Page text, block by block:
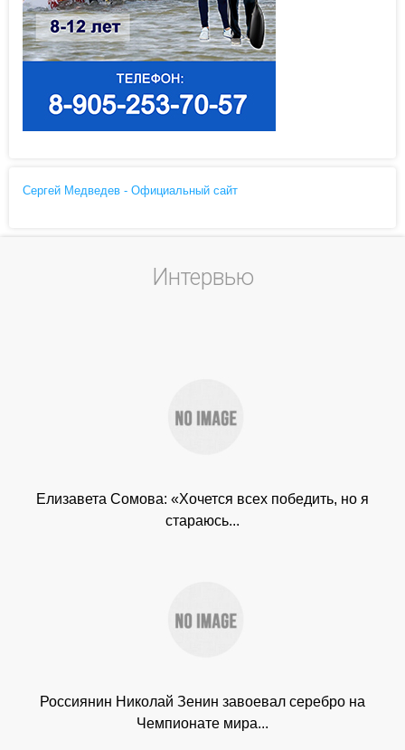
Сергей Медведев - Официальный сайт
Интервью
Елизавета Сомова: «Хочется всех победить, но я
стараюсь...
Россиянин Николай Зенин завоевал серебро на
Чемпионате мира...